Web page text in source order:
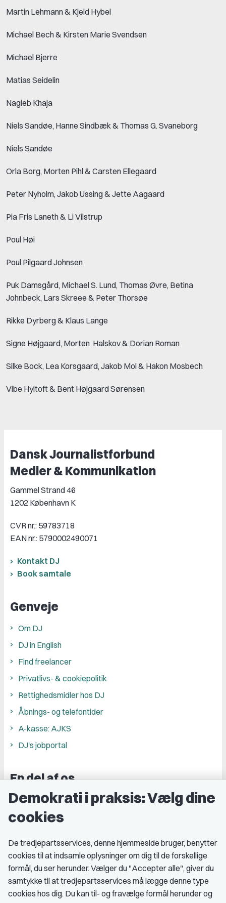
Martin Lehmann & Kjeld Hybel
Michael Bech & Kirsten Marie Svendsen
Michael Bjerre
Matias Seidelin
Nagieb Khaja
Niels Sandøe, Hanne Sindbæk & Thomas G. Svaneborg
Niels Sandøe
Orla Borg, Morten Pihl & Carsten Ellegaard
Peter Nyholm, Jakob Ussing & Jette Aagaard
Pia Fris Laneth & Li Vilstrup
Poul Høi
Poul Pilgaard Johnsen
Puk Damsgård, Michael S. Lund, Thomas Øvre, Betina
Johnbeck, Lars Skreee & Peter Thorsøe
Rikke Dyrberg & Klaus Lange
Signe Højgaard, Morten Halskov & Dorian Roman
Silke Bock, Lea Korsgaard, Jakob Mol & Hakon Mosbech
Vibe Hyltoft & Bent Højgaard Sørensen
Dansk Journalistforbund
Medier & Kommunikation
Gammel Strand 46
1202 København K
CVR nr.: 59783718
EAN nr.: 5790002490071
Kontakt DJ
Book samtale
Genveje
Om DJ
DJ in English
Find freelancer
Privatlivs- & cookiepolitik
Rettighedsmidler hos DJ
Åbnings- og telefontider
A-kasse: AJKS
DJ's jobportal
En del af os
Grupper og kredse
Studenterorganisationer
Medlemskab
Fordele som medlem
Demokrati i praksis: Vælg dine
cookies
De tredjepartsservices, denne hjemmeside bruger, benytter
cookies til at indsamle oplysninger om dig til de forskellige
formål, du ser herunder. Vælger du "Accepter alle", giver du
samtykke til at tredjepartsservices må lægge denne type
cookies hos dig. Du kan til- og fravælge formål herunder og